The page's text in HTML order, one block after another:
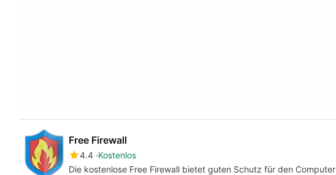
Free Firewall
4.4 Kostenlos
Die kostenlose Free Firewall bietet guten Schutz für den Computer